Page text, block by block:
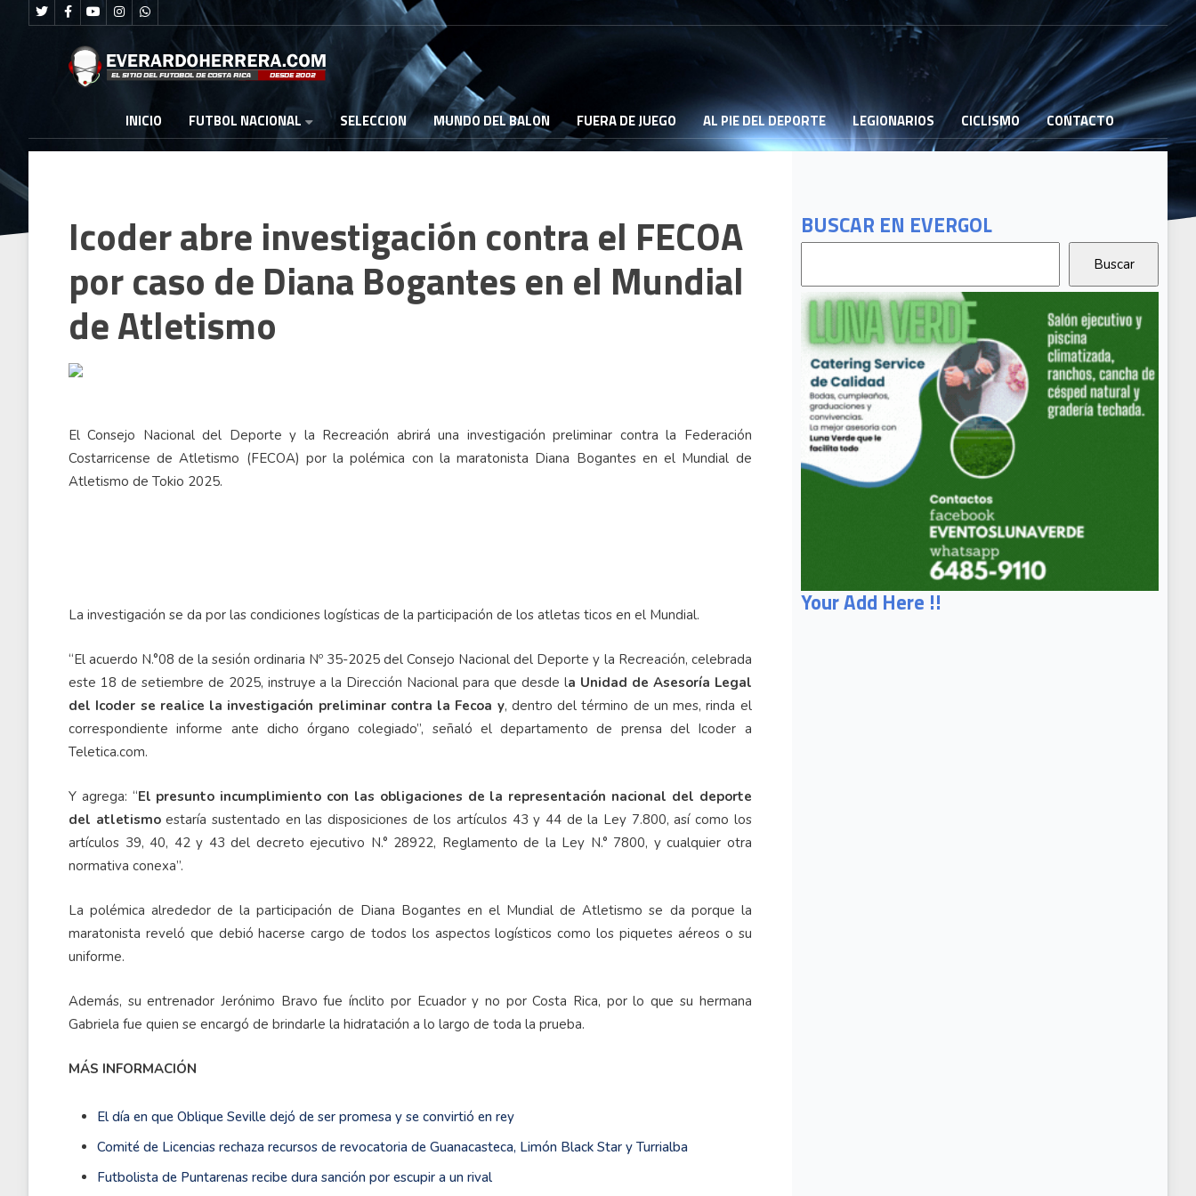
INICIO FUTBOL NACIONAL SELECCION MUNDO DEL BALON FUERA DE JUEGO AL PIE DEL DEPORTE LEGIONARIOS CICLISMO CONTACTO
BUSCAR EN EVERGOL
Your Add Here !!
Icoder abre investigación contra el FECOA
por caso de Diana Bogantes en el Mundial
de Atletismo
El Consejo Nacional del Deporte y la Recreación abrirá una investigación preliminar contra la Federación
Costarricense de Atletismo (FECOA) por la polémica con la maratonista Diana Bogantes en el Mundial de
Atletismo de Tokio 2025.
La investigación se da por las condiciones logísticas de la participación de los atletas ticos en el Mundial.
“El acuerdo N.°08 de la sesión ordinaria Nº 35-2025 del Consejo Nacional del Deporte y la Recreación, celebrada
este 18 de setiembre de 2025, instruye a la Dirección Nacional para que desde la Unidad de Asesoría Legal
del Icoder se realice la investigación preliminar contra la Fecoa y, dentro del término de un mes, rinda el
correspondiente informe ante dicho órgano colegiado”, señaló el departamento de prensa del Icoder a
Teletica.com.
Y agrega: “El presunto incumplimiento con las obligaciones de la representación nacional del deporte
del atletismoestaría sustentado en las disposiciones de los artículos 43 y 44 de la Ley 7.800, así como los
artículos 39, 40, 42 y 43 del decreto ejecutivo N.° 28922, Reglamento de la Ley N.° 7800, y cualquier otra
normativa conexa”.
La polémica alrededor de la participación de Diana Bogantes en el Mundial de Atletismo se da porque la
maratonista reveló que debió hacerse cargo de todos los aspectos logísticos como los piquetes aéreos o su
uniforme.
Además, su entrenador Jerónimo Bravo fue ínclito por Ecuador y no por Costa Rica, por lo que su hermana
Gabriela fue quien se encargó de brindarle la hidratación a lo largo de toda la prueba.
MÁS INFORMACIÓN
El día en que Oblique Seville dejó de ser promesa y se convirtió en rey
Comité de Licencias rechaza recursos de revocatoria de Guanacasteca, Limón Black Star y Turrialba
Futbolista de Puntarenas recibe dura sanción por escupir a un rival